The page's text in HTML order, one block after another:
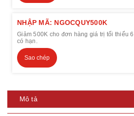
NHẬP MÃ: NGOCQUY500K
Giảm 500K cho đơn hàng giá trị tối thiểu
có hạn.
Sao chép
Mô tả